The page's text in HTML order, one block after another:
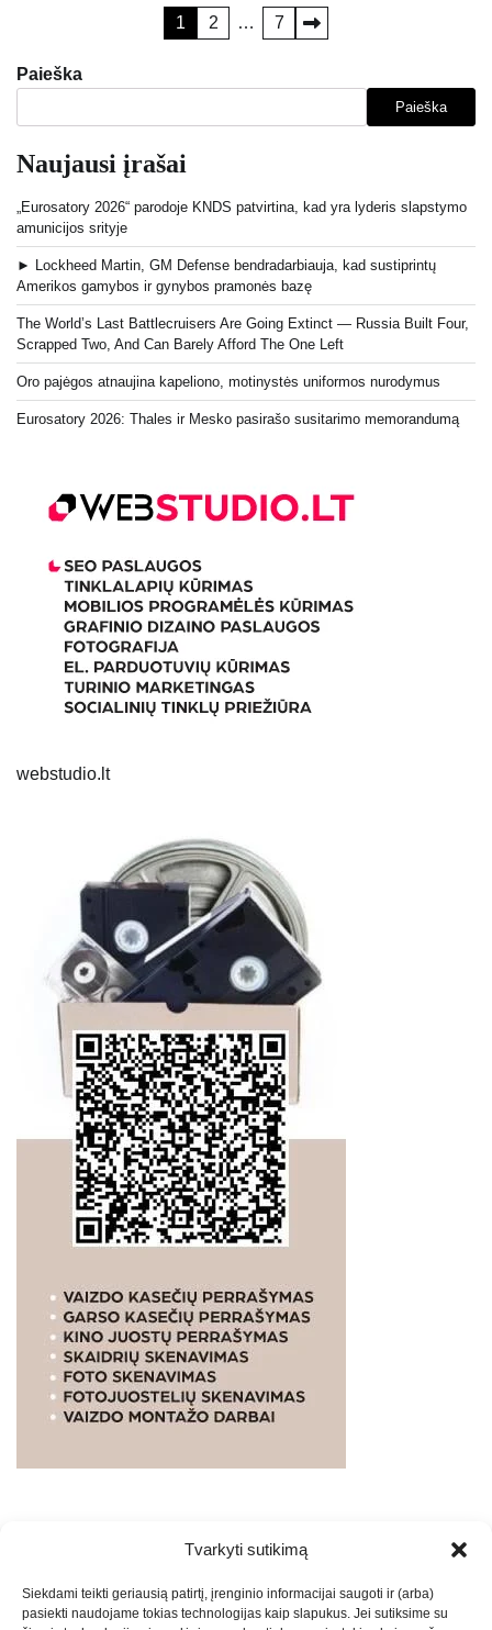
Tvarkyti sutikimą
Siekdami teikti geriausią patirtį, įrenginio informacijai saugoti ir (arba)
pasiekti naudojame tokias technologijas kaip slapukus. Jei sutiksime su
puslapiavimas
1 2 … 7
Paieška
Paieška
Naujausi įrašai
„Eurosatory 2026“ parodoje KNDS patvirtina, kad yra lyderis slapstymo
amunicijos srityje
► Lockheed Martin, GM Defense bendradarbiauja, kad sustiprintų
Amerikos gamybos ir gynybos pramonės bazę
The World’s Last Battlecruisers Are Going Extinct — Russia Built Four,
Scrapped Two, And Can Barely Afford The One Left
Oro pajėgos atnaujina kapeliono, motinystės uniformos nurodymus
Eurosatory 2026: Thales ir Mesko pasirašo susitarimo memorandumą
webstudio.lt
PASLAUGOS. SEO tekstų rašymas, turinio kūrimas,